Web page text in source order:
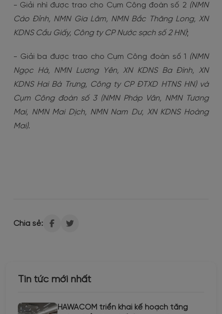
- Giải nhì được trao cho Cụm Công đoàn số 2 (NMN
Cáo Đỉnh, NMN Gia Lâm, NMN Bắc Thăng Long, XN
KDNS Cầu Giấy, Công ty CP Nước sạch số 2 HN);
- Giải ba được trao cho Cụm Công đoàn số 1 (NMN
Ngọc Hà, NMN Lương Yên, XN KDNS Ba Đình, XN
KDNS Hai Bà Trưng, Công ty CP ĐTXD HTNS HN) và
Cụm Công đoàn số 3 (NMN Pháp Vân, NMN Tương
Mai, NMN Mai Dịch, NMN Nam Dư, XN KDNS Hoàng
Mai).
Chia sẻ:
Tin tức mới nhất
HAWACOM triển khai kế hoạch tăng